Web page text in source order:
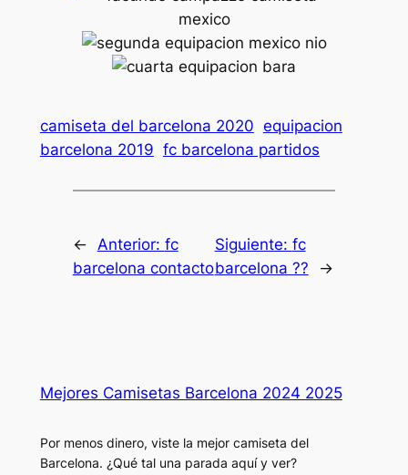
camiseta del barcelona 2020 equipacion
barcelona 2019 fc barcelona partidos
← Anterior: fc
barcelona contacto
Siguiente: fc
barcelona ??
→
Mejores Camisetas Barcelona 2024 2025
Por menos dinero, viste la mejor camiseta del
Barcelona. ¿Qué tal una parada aquí y ver?